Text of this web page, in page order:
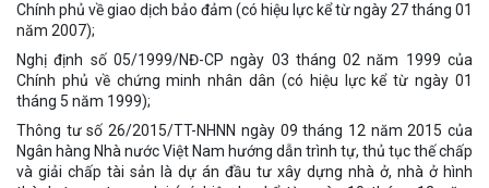
Chính phủ về giao dịch bảo đảm (có hiệu lực kể từ ngày 27 tháng 01
năm 2007);
Nghị định số 05/1999/NĐ-CP ngày 03 tháng 02 năm 1999 của
Chính phủ về chứng minh nhân dân (có hiệu lực kể từ ngày 01
tháng 5 năm 1999);
Thông tư số 26/2015/TT-NHNN ngày 09 tháng 12 năm 2015 của
Ngân hàng Nhà nước Việt Nam hướng dẫn trình tự, thủ tục thế chấp
và giải chấp tài sản là dự án đầu tư xây dựng nhà ở, nhà ở hình